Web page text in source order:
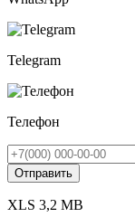
Telegram
Телефон
XLS 3,2 MB